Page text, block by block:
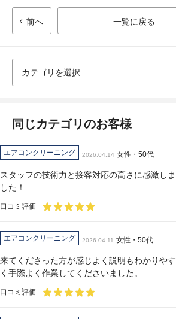
前へ 一覧に戻る
同じカテゴリのお客様
エアコンクリーニング 2026.04.14 女性・50代
スタッフの技術力と接客対応の高さに感激しま
した！
口コミ評価
エアコンクリーニング 2026.04.11 女性・50代
来てくださった方が感じよく説明もわかりやす
く手際よく作業してくださいました。
口コミ評価